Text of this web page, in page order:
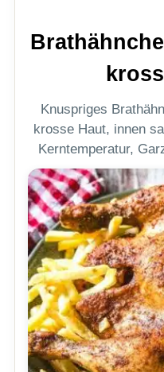
Knuspriges
krosse Haut, innen
Kerntemperatur,